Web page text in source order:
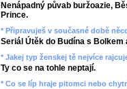
Nenápadný půvab buržoazie,
Prince.
* Připravuješ v současné době
Seriál Útěk do Budína s Bolkem
* Jakej typ ženskej tě nejvíce
Ty co se na tohle neptají.
* Co se líp hraje pitomci nebo